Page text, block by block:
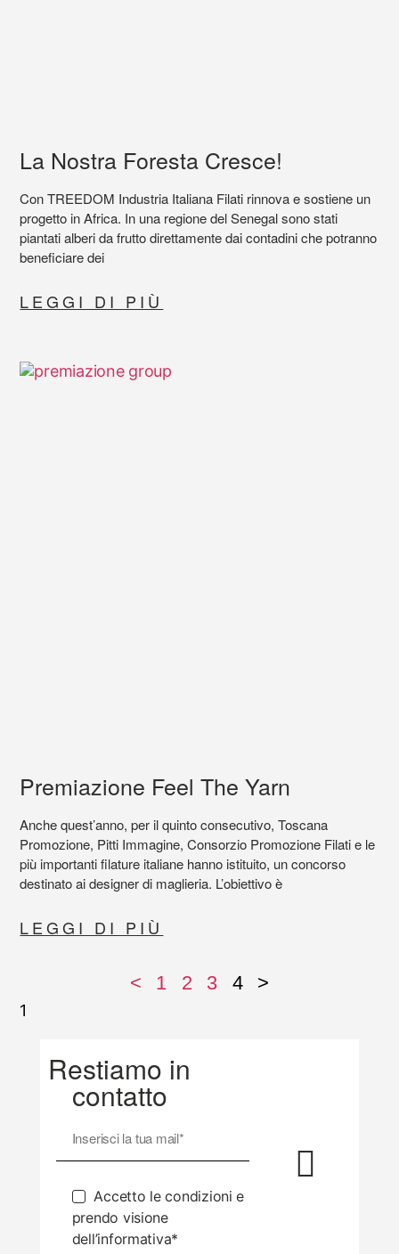
La Nostra Foresta Cresce!
Con TREEDOM Industria Italiana Filati rinnova e sostiene un
progetto in Africa. In una regione del Senegal sono stati
piantati alberi da frutto direttamente dai contadini che potranno
beneficiare dei
LEGGI DI PIÙ
Premiazione Feel The Yarn
Anche quest’anno, per il quinto consecutivo, Toscana
Promozione, Pitti Immagine, Consorzio Promozione Filati e le
più importanti filature italiane hanno istituito, un concorso
destinato ai designer di maglieria. L’obiettivo è
LEGGI DI PIÙ
< 1 2 3 4 >
Restiamo in
contatto
Accetto le condizioni e
prendo visione
dell’informativa*